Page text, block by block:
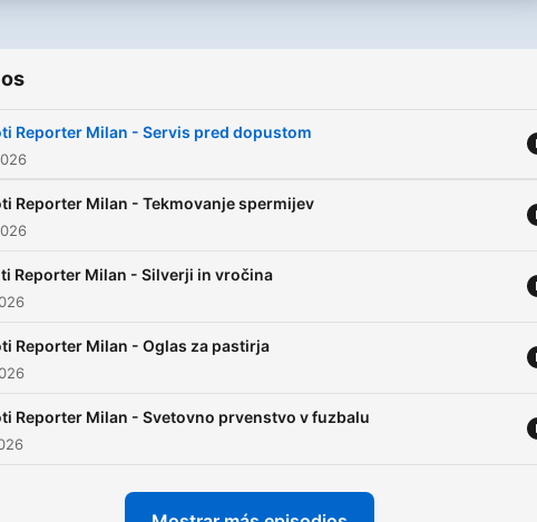
Reporter Milan - Servis pred dopustom
Reporter Milan - Tekmovanje spermijev
Reporter Milan - Silverji in vročina
Reporter Milan - Oglas za pastirja
Reporter Milan - Svetovno prvenstvo v fuzbalu